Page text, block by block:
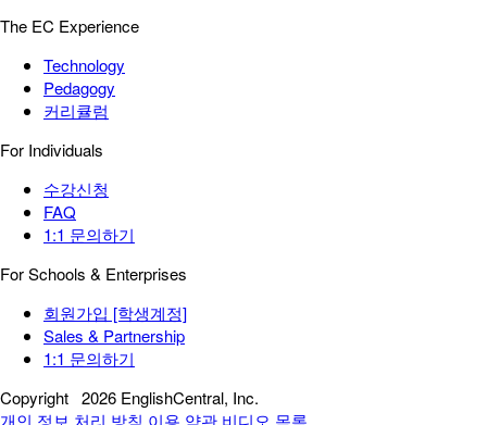
The EC Experience
Technology
Pedagogy
커리큘럼
For Individuals
수강신청
FAQ
1:1 문의하기
For Schools & Enterprises
회원가입 [학생계정]
Sales & Partnership
1:1 문의하기
Copyright 2026 EnglishCentral, Inc.